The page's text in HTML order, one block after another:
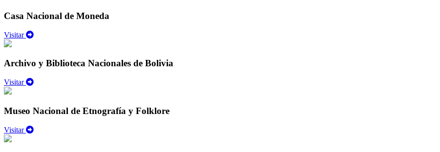
Casa Nacional de Moneda
Visitar
Archivo y Biblioteca Nacionales de Bolivia
Visitar
Museo Nacional de Etnografía y Folklore
Visitar